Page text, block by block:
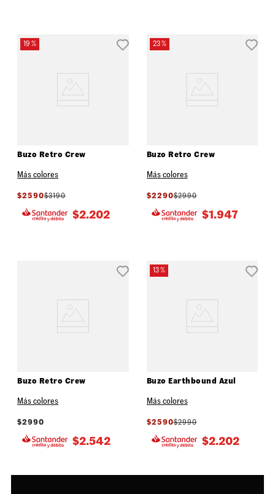
19 %
Buzo Retro Crew
Más colores
$2590$3190
$2.202
23 %
Buzo Retro Crew
Más colores
$2290$2990
$1.947
Buzo Retro Crew
Más colores
$2990
$2.542
13 %
Buzo Earthbound Azul
Más colores
$2590$2990
$2.202